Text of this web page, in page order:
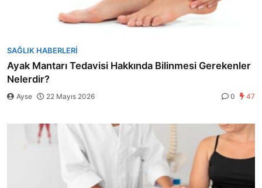
SAĞLIK HABERLERI
Ayak Mantarı Tedavisi Hakkında Bilinmesi Gerekenler
Nelerdir?
Ayse 22 Mayıs 2026 0 47